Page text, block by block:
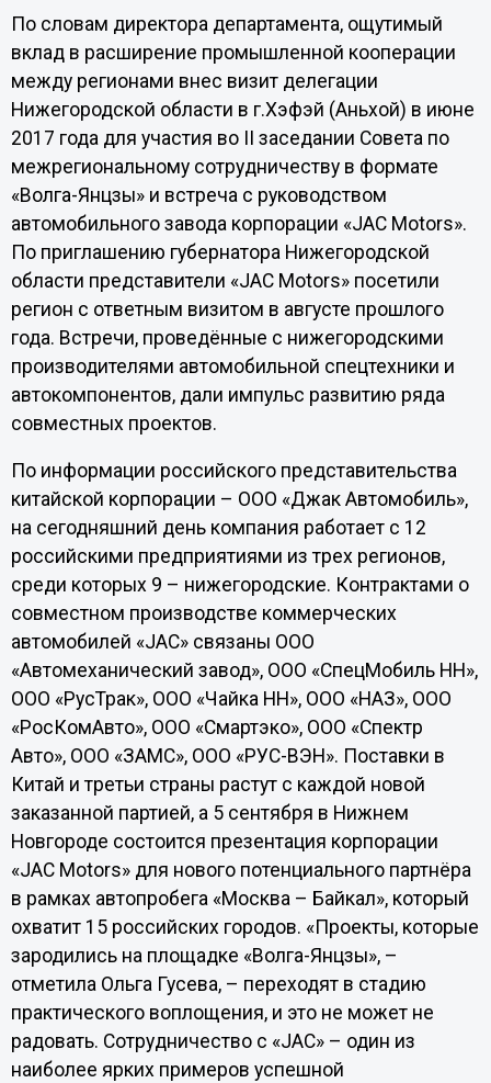
По словам директора департамента, ощутимый
вклад в расширение промышленной кооперации
между регионами внес визит делегации
Нижегородской области в г.Хэфэй (Аньхой) в июне
2017 года для участия во II заседании Совета по
межрегиональному сотрудничеству в формате
«Волга-Янцзы» и встреча с руководством
автомобильного завода корпорации «JAC Motors».
По приглашению губернатора Нижегородской
области представители «JAC Motors» посетили
регион с ответным визитом в августе прошлого
года. Встречи, проведённые с нижегородскими
производителями автомобильной спецтехники и
автокомпонентов, дали импульс развитию ряда
совместных проектов.
По информации российского представительства
китайской корпорации – ООО «Джак Автомобиль»,
на сегодняшний день компания работает с 12
российскими предприятиями из трех регионов,
среди которых 9 – нижегородские. Контрактами о
совместном производстве коммерческих
автомобилей «JAC» связаны ООО
«Автомеханический завод», ООО «СпецМобиль НН»,
ООО «РусТрак», ООО «Чайка НН», ООО «НАЗ», ООО
«РосКомАвто», ООО «Смартэко», ООО «Спектр
Авто», ООО «ЗАМС», ООО «РУС-ВЭН». Поставки в
Китай и третьи страны растут с каждой новой
заказанной партией, а 5 сентября в Нижнем
Новгороде состоится презентация корпорации
«JAC Motors» для нового потенциального партнёра
в рамках автопробега «Москва – Байкал», который
охватит 15 российских городов. «Проекты, которые
зародились на площадке «Волга-Янцзы», –
отметила Ольга Гусева, – переходят в стадию
практического воплощения, и это не может не
радовать. Сотрудничество с «JAC» – один из
наиболее ярких примеров успешной